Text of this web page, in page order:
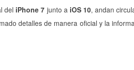
del iPhone 7 junto a iOS 10, andan
detalles de manera oficial y la